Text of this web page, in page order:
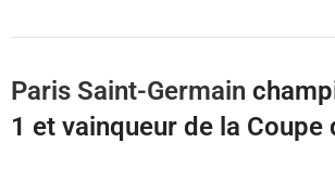
Paris Saint-Germain
1 et vainqueur de la Coupe